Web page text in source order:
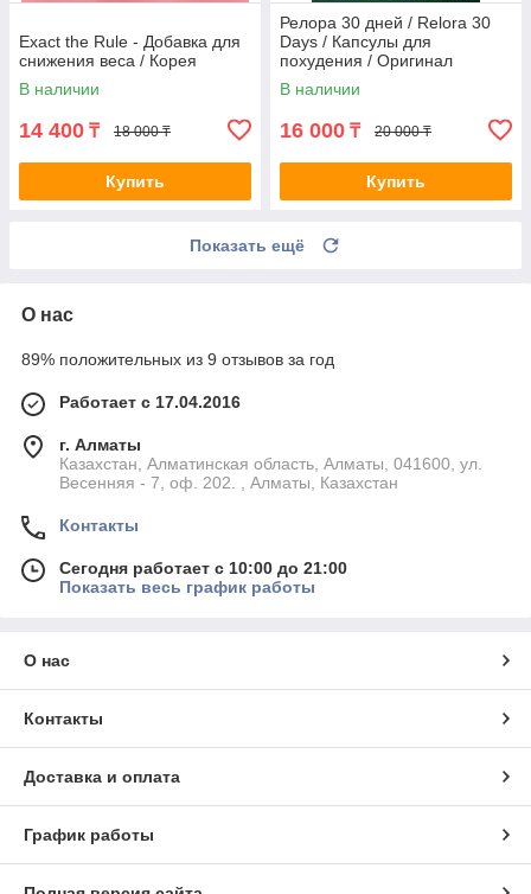
Exact the Rule - Добавка для
снижения веса / Корея
В наличии
14 400 ₸ 18 000 ₸
Купить
Релора 30 дней / Relora 30
Days / Капсулы для
похудения / Оригинал
В наличии
16 000 ₸ 20 000 ₸
Купить
Показать ещё
О нас
89% положительных из 9 отзывов за год
Работает с 17.04.2016
г. Алматы
Казахстан, Алматинская область, Алматы, 041600, ул.
Весенняя - 7, оф. 202. , Алматы, Казахстан
Контакты
Сегодня работает с 10:00 до 21:00
Показать весь график работы
О нас
Контакты
Доставка и оплата
График работы